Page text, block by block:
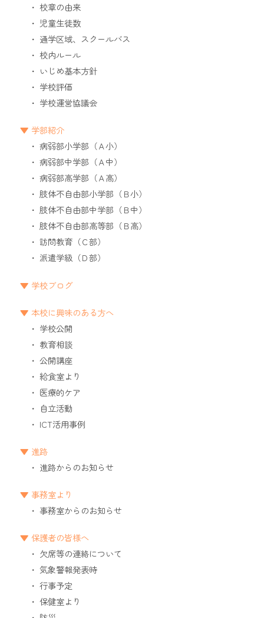
校章の由来
児童生徒数
通学区域、スクールバス
校内ルール
いじめ基本方針
学校評価
学校運営協議会
学部紹介
病弱部小学部（Ａ小）
病弱部中学部（Ａ中）
病弱部高学部（Ａ高）
肢体不自由部小学部（Ｂ小）
肢体不自由部中学部（Ｂ中）
肢体不自由部高等部（Ｂ高）
訪問教育（Ｃ部）
派遣学級（Ｄ部）
学校ブログ
本校に興味のある方へ
学校公開
教育相談
公開講座
給食室より
医療的ケア
自立活動
ICT活用事例
進路
進路からのお知らせ
事務室より
事務室からのお知らせ
保護者の皆様へ
欠席等の連絡について
気象警報発表時
行事予定
保健室より